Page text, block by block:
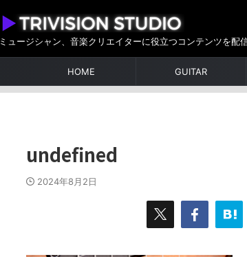
ミュージシャン、音楽クリエイターに役立つコンテンツを配
HOME GUITAR
undefined
2024年8月2日